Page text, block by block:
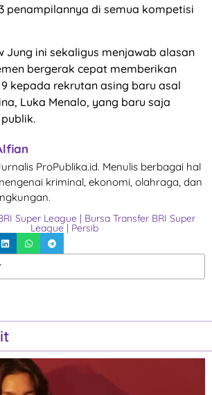
penampilannya di semua kompetisi
Jung ini sekaligus menjawab alasan
bergerak cepat memberikan
kepada rekrutan asing baru asal
Luka Menalo, yang baru saja
ProPublika.id. Menulis berbagai hal
kriminal, ekonomi, olahraga, dan
Super League| Bursa Transfer BRI Super
League| Persib